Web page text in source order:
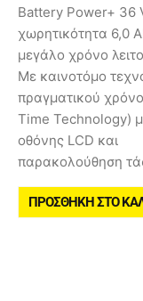
Battery Power+ 36
χωρητικότητα 6,0
μεγάλο χρόνο
Με καινοτόμο
πραγματικού
Time Technology)
οθόνης LCD και
παρακολούθηση
ΠΡΟΣΘΉΚΗ ΣΤΟ